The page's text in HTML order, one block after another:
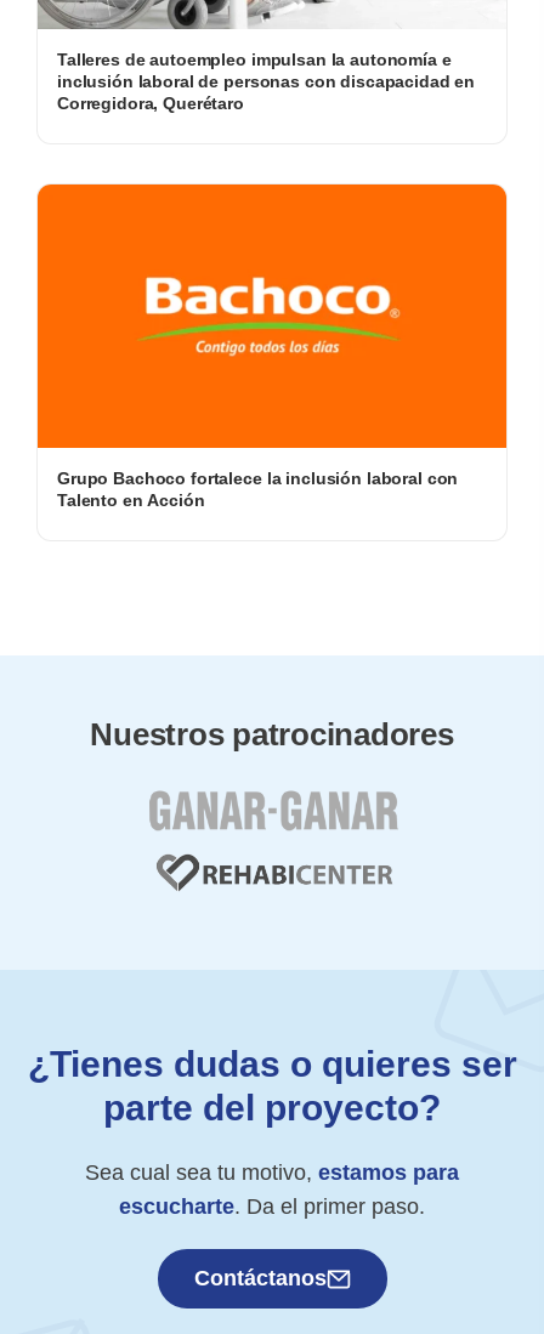
Talleres de autoempleo impulsan la autonomía e
inclusión laboral de personas con discapacidad en
Corregidora, Querétaro
Grupo Bachoco fortalece la inclusión laboral con
Talento en Acción
Nuestros patrocinadores
¿Tienes dudas o quieres ser
parte del proyecto?
Sea cual sea tu motivo, estamos para
escucharte. Da el primer paso.
Contáctanos